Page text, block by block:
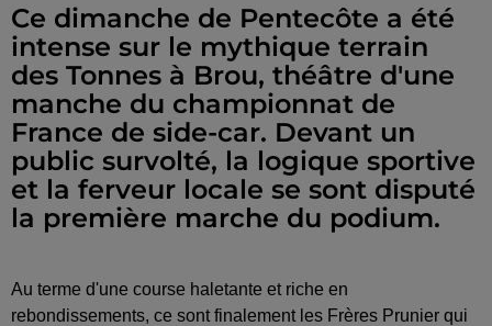
Ce dimanche de Pentecôte a été
intense sur le mythique terrain
des Tonnes à Brou, théâtre d'une
manche du championnat de
France de side-car. Devant un
public survolté, la logique sportive
et la ferveur locale se sont disputé
la première marche du podium.
Au terme d'une course haletante et riche en
rebondissements, ce sont finalement les Frères Prunier qui